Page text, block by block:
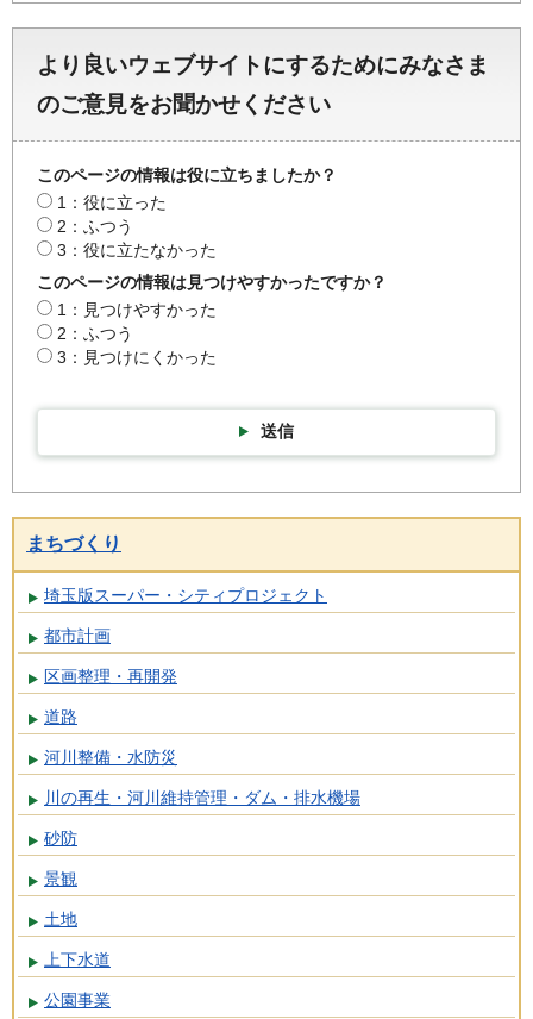
より良いウェブサイトにするためにみなさま
のご意見をお聞かせください
このページの情報は役に立ちましたか？
1：役に立った
2：ふつう
3：役に立たなかった
このページの情報は見つけやすかったですか？
1：見つけやすかった
2：ふつう
3：見つけにくかった
送信
まちづくり
埼玉版スーパー・シティプロジェクト
都市計画
区画整理・再開発
道路
河川整備・水防災
川の再生・河川維持管理・ダム・排水機場
砂防
景観
土地
上下水道
公園事業